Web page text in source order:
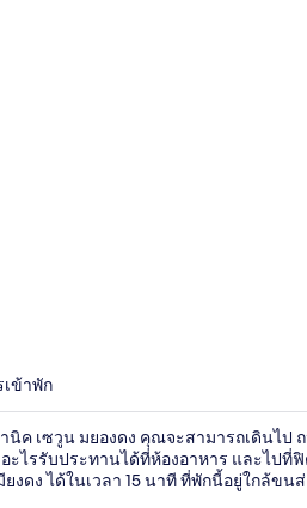
ข้าพัก
นิค เซวูน มยองดง คุณจะสามารถเดินไป
ะไรรับประทานได้ที่ห้องอาหาร และไปที่
งดง ได้ในเวลา 15 นาที ที่พักนี้อยู่ใกล้ข